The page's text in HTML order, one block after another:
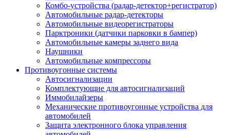
Комбо-устройства (радар-детектор+регистратор)
Автомобильные радар-детекторы
Автомобильные видеорегистраторы
Парктроники (датчики парковки в бампер)
Автомобильные камеры заднего вида
Наушники
Автомобильные компрессоры
Противоугонные системы
Автосигнализации
Комплектующие для автосигнализаций
Иммобилайзеры
Механические противоугонные устройства для
автомобилей
Защита электронного блока управления